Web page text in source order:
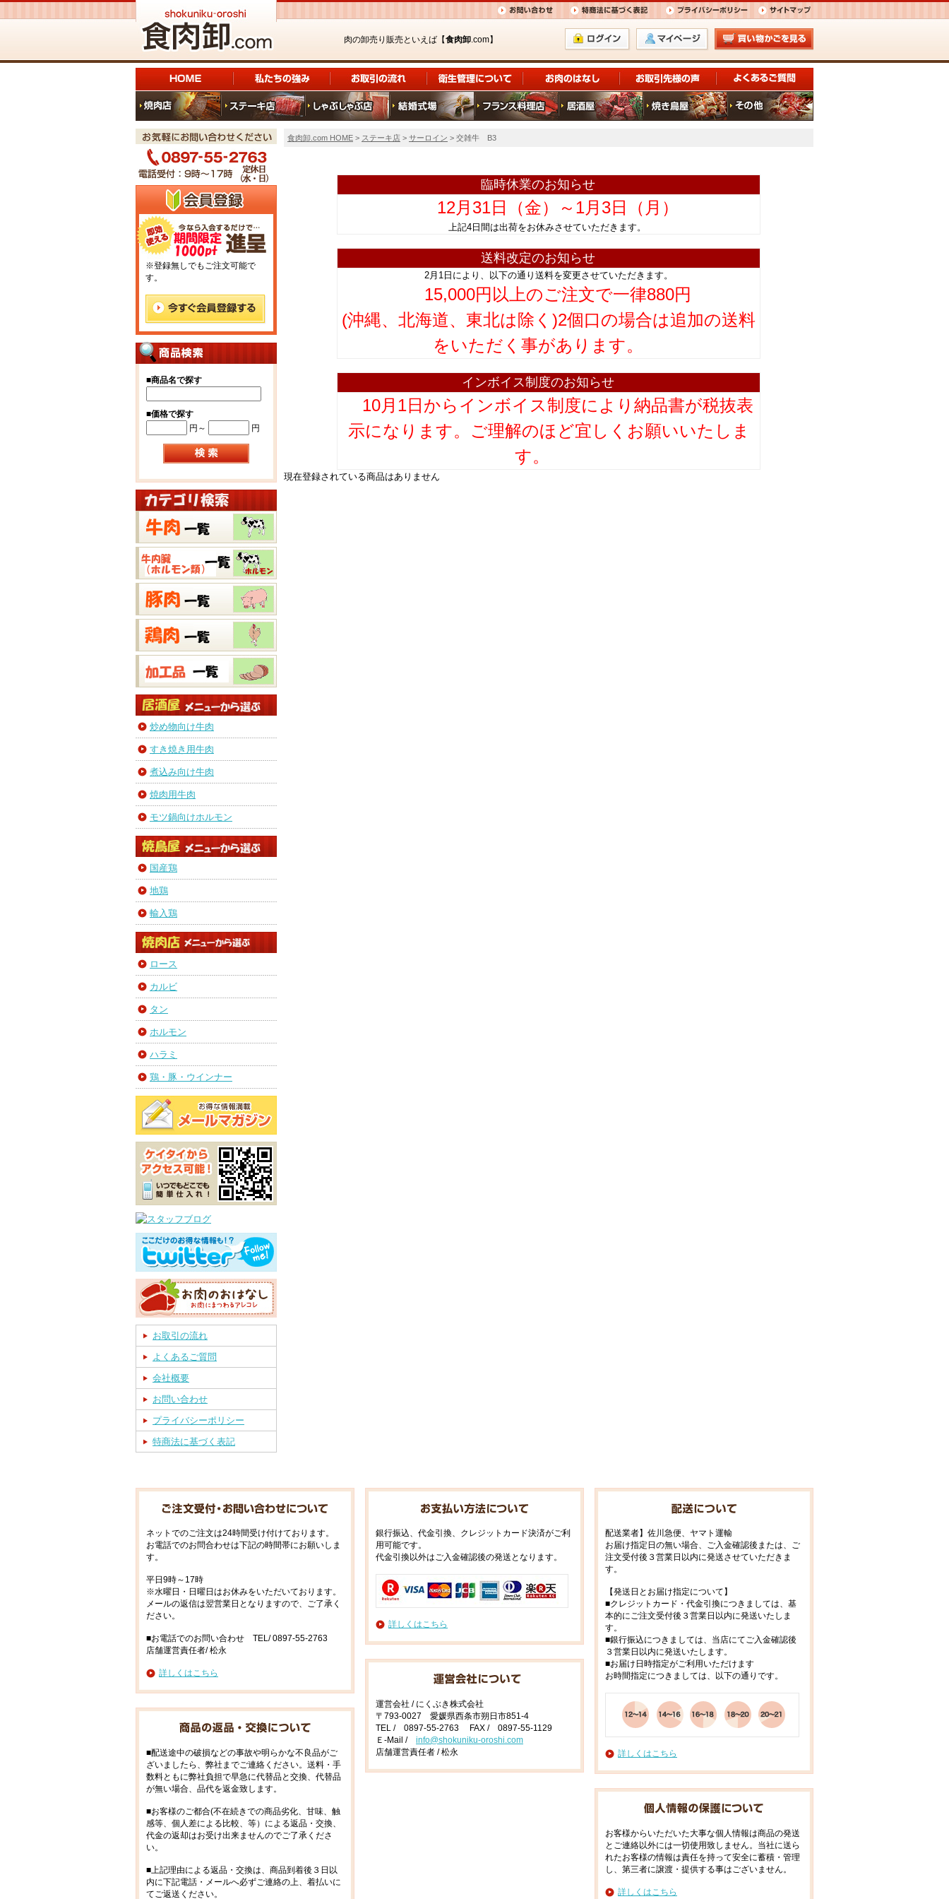
肉の卸売り販売といえば【食肉卸.com】
※登録無しでもご注文可能で
す。
■商品名で探す
■価格で探す
円～
円
炒め物向け牛肉
すき焼き用牛肉
煮込み向け牛肉
焼肉用牛肉
モツ鍋向けホルモン
国産鶏
地鶏
輸入鶏
ロース
カルビ
タン
ホルモン
ハラミ
鶏・豚・ウインナー
お取引の流れ
よくあるご質問
会社概要
お問い合わせ
プライバシーポリシー
特商法に基づく表記
食肉卸.com HOME > ステーキ店 > サーロイン > 交雑牛 B3
臨時休業のお知らせ
12月31日（金）～1月3日（月）
上記4日間は出荷をお休みさせていただきます。
送料改定のお知らせ
2月1日により、以下の通り送料を変更させていただきます。
15,000円以上のご注文で一律880円
(沖縄、北海道、東北は除く)2個口の場合は追加の送料
をいただく事があります。
インボイス制度のお知らせ
10月1日からインボイス制度により納品書が税抜表
示になります。ご理解のほど宜しくお願いいたしま
す。
現在登録されている商品はありません
ネットでのご注文は24時間受け付けております。
お電話でのお問合わせは下記の時間帯にお願いしま
す。
平日9時～17時
※水曜日・日曜日はお休みをいただいております。
メールの返信は翌営業日となりますので、ご了承く
ださい。
■お電話でのお問い合わせ TEL/ 0897-55-2763
店舗運営責任者/ 松永
詳しくはこちら
■配送途中の破損などの事故や明らかな不良品がご
ざいましたら、弊社までご連絡ください。送料・手
数料ともに弊社負担で早急に代替品と交換、代替品
が無い場合、品代を返金致します。
■お客様のご都合(不在続きでの商品劣化、甘味、触
感等、個人差による比較、等）による返品・交換、
代金の返却はお受け出来ませんのでご了承くださ
い。
■上記理由による返品・交換は、商品到着後３日以
内に下記電話・メールへ必ずご連絡の上、着払いに
てご返送ください。
銀行振込、代金引換、クレジットカード決済がご利
用可能です。
代金引換以外はご入金確認後の発送となります。
詳しくはこちら
運営会社 / にくぶき株式会社
〒793-0027 愛媛県西条市朔日市851-4
TEL / 0897-55-2763 FAX / 0897-55-1129
Ｅ-Mail / info@shokuniku-oroshi.com
店舗運営責任者 / 松永
配送業者】佐川急便、ヤマト運輸
お届け指定日の無い場合、ご入金確認後または、ご
注文受付後３営業日以内に発送させていただきま
す。
【発送日とお届け指定について】
■クレジットカード・代金引換につきましては、基
本的にご注文受付後３営業日以内に発送いたしま
す。
■銀行振込につきましては、当店にてご入金確認後
３営業日以内に発送いたします。
■お届け日時指定がご利用いただけます
お時間指定につきましては、以下の通りです。
詳しくはこちら
お客様からいただいた大事な個人情報は商品の発送
とご連絡以外には一切使用致しません。当社に送ら
れたお客様の情報は責任を持って安全に蓄積・管理
し、第三者に譲渡・提供する事はございません。
詳しくはこちら